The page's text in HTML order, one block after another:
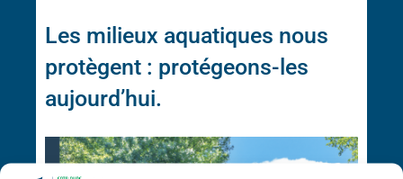
Les milieux aquatiques nous
protègent : protégeons-les
aujourd’hui.